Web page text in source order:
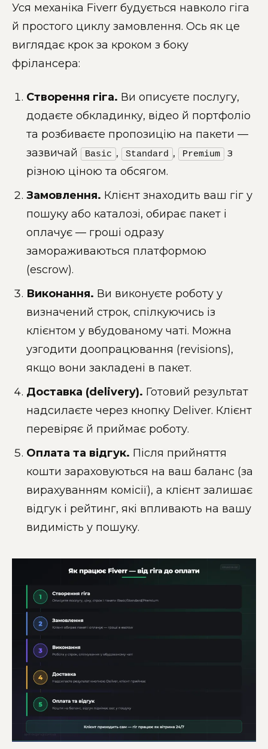
Уся механіка Fiverr будується навколо гіга
й простого циклу замовлення. Ось як це
виглядає крок за кроком з боку
фрілансера:
Створення гіга. Ви описуєте послугу,
додаєте обкладинку, відео й портфоліо
та розбиваєте пропозицію на пакети —
зазвичай
Basic , Standard , Premium
з
різною ціною та обсягом.
Замовлення. Клієнт знаходить ваш гіг у
пошуку або каталозі, обирає пакет і
оплачує — гроші одразу
замораживаються платформою
(escrow).
Виконання. Ви виконуєте роботу у
визначений строк, спілкуючись із
клієнтом у вбудованому чаті. Можна
узгодити доопрацювання (revisions),
якщо вони закладені в пакет.
Доставка (delivery). Готовий результат
надсилаєте через кнопку Deliver. Клієнт
перевіряє й приймає роботу.
Оплата та відгук. Після прийняття
кошти зараховуються на ваш баланс (за
вирахуванням комісії), а клієнт залишає
відгук і рейтинг, які впливають на вашу
видимість у пошуку.